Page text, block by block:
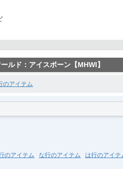
ルド：アイスボーン【MHWI】
のアイテム
のアイテム な行のアイテム は行のアイテ